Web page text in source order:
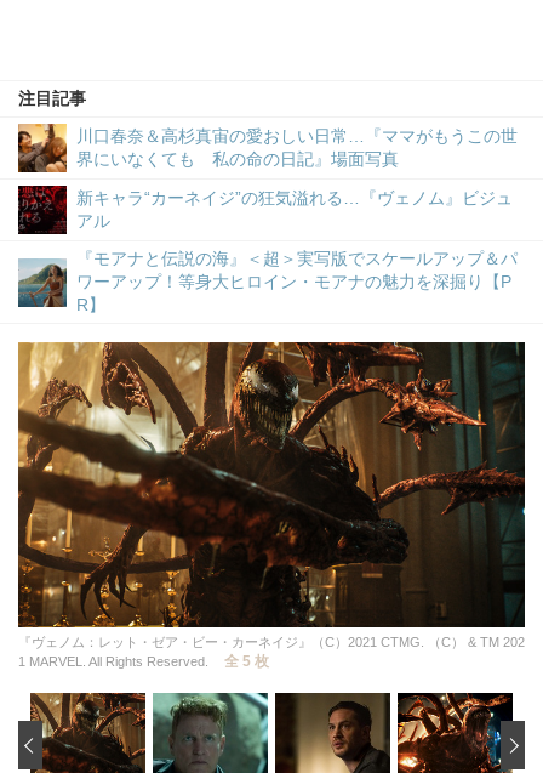
注目記事
川口春奈＆高杉真宙の愛おしい日常…『ママがもうこの世
界にいなくても 私の命の日記』場面写真
新キャラ“カーネイジ”の狂気溢れる…『ヴェノム』ビジュ
アル
『モアナと伝説の海』＜超＞実写版でスケールアップ＆パ
ワーアップ！等身大ヒロイン・モアナの魅力を深掘り【P
R】
『ヴェノム：レット・ゼア・ビー・カーネイジ』（C）2021 CTMG. （C） & TM 202
1 MARVEL. All Rights Reserved.
全 5 枚
‹